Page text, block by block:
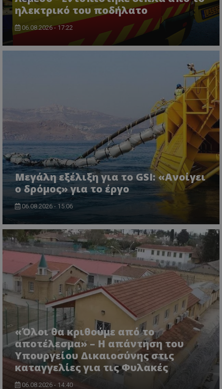
ηλεκτρικό του ποδήλατο
06.08.2026 - 17:22
Μεγάλη εξέλιξη για το GSI: «Ανοίγει
ο δρόμος» για το έργο
06.08.2026 - 15:06
«Όλοι θα κριθούμε από το
αποτέλεσμα» – Η απάντηση του
Υπουργείου Δικαιοσύνης στις
καταγγελίες για τις Φυλακές
06.08.2026 - 14:40